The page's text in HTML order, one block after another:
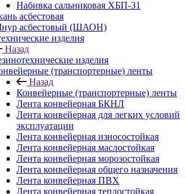
Набивка сальниковая ХБП-31
асбестовая
асбестовый (ШАОН)
изделия
Назад
изделия
(транспортерные) ленты
Назад
Конвейерные (транспортерные) ленты
Лента конвейерная БКНЛ
Лента конвейерная для легких условий
эксплуатации
Лента конвейерная износостойкая
Лента конвейерная маслостойкая
Лента конвейерная морозостойкая
Лента конвейерная общего назначения
Лента конвейерная ПВХ
Лента конвейерная теплостойкая